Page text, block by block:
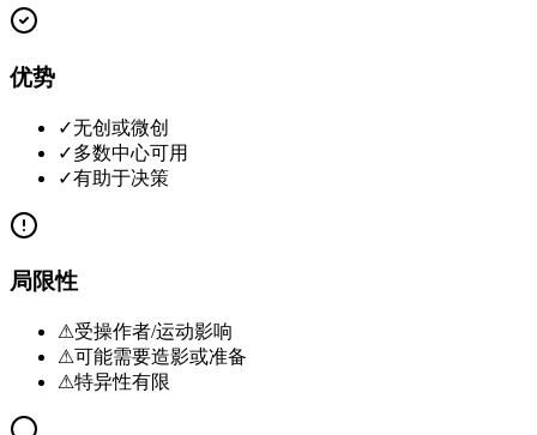
优势
✓无创或微创
✓多数中心可用
✓有助于决策
局限性
⚠受操作者/运动影响
⚠可能需要造影或准备
⚠特异性有限